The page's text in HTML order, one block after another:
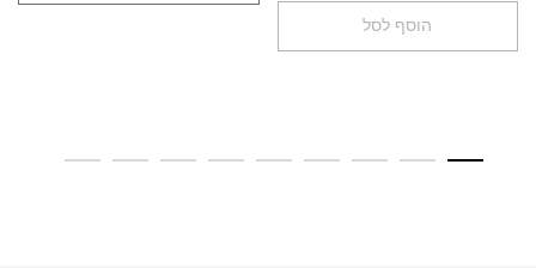
הוסף לסל